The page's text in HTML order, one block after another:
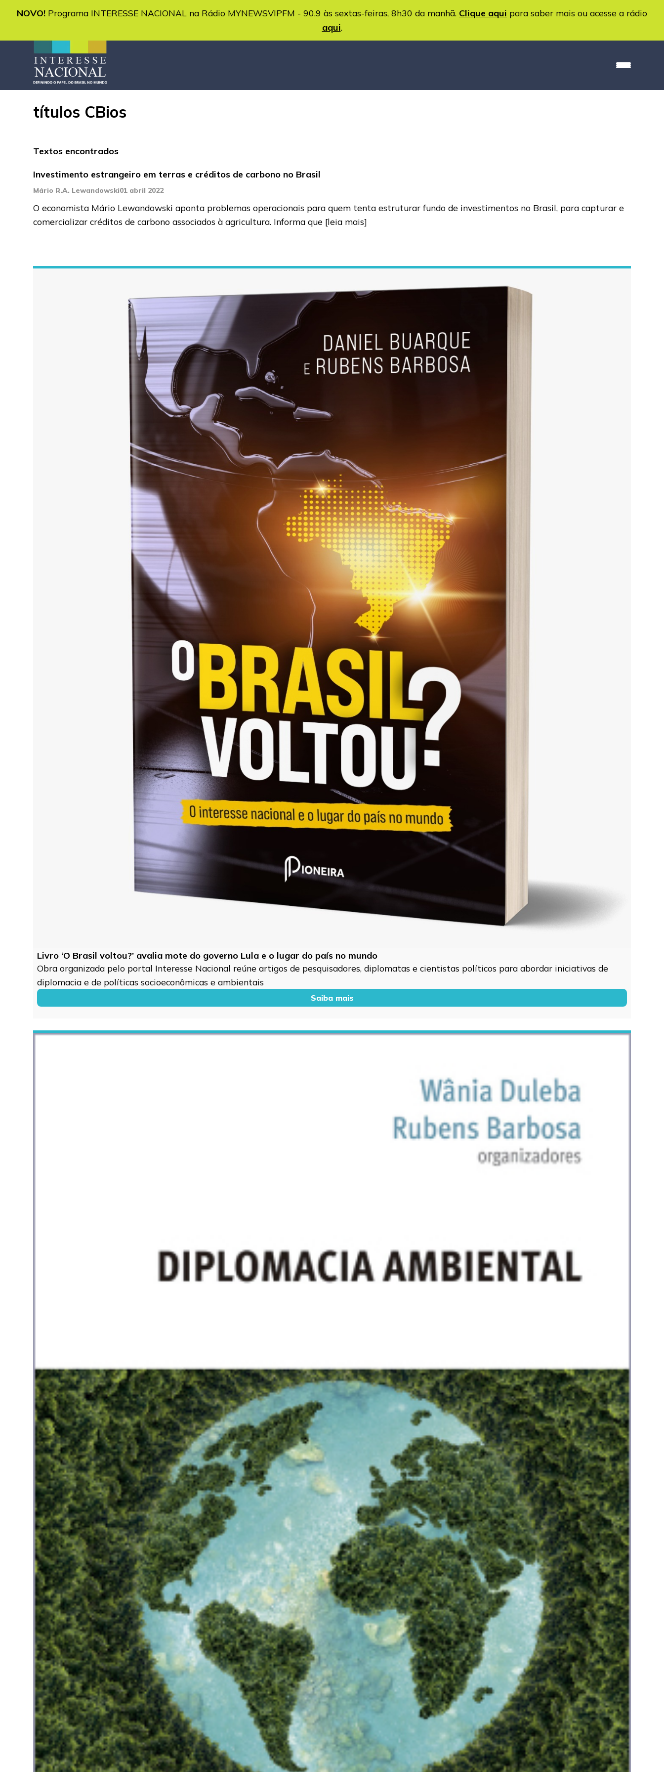
NOVO! Programa INTERESSE NACIONAL na Rádio MYNEWSVIPFM - 90.9 às sextas-feiras, 8h30 da manhã. Clique aqui para saber mais ou acesse a rádio
aqui.
títulos CBios
Textos encontrados
Investimento estrangeiro em terras e créditos de carbono no Brasil
Mário R.A. Lewandowski01 abril 2022
O economista Mário Lewandowski aponta problemas operacionais para quem tenta estruturar fundo de investimentos no Brasil, para capturar e
comercializar créditos de carbono associados à agricultura. Informa que [leia mais]
Livro ‘O Brasil voltou?’ avalia mote do governo Lula e o lugar do país no mundo
Obra organizada pelo portal Interesse Nacional reúne artigos de pesquisadores, diplomatas e cientistas políticos para abordar iniciativas de
diplomacia e de políticas socioeconômicas e ambientais
Saiba mais